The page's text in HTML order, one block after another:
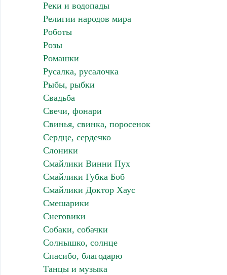
Реки и водопады
Религии народов мира
Роботы
Розы
Ромашки
Русалка, русалочка
Рыбы, рыбки
Свадьба
Свечи, фонари
Свинья, свинка, поросенок
Сердце, сердечко
Слоники
Смайлики Винни Пух
Смайлики Губка Боб
Смайлики Доктор Хаус
Смешарики
Снеговики
Собаки, собачки
Солнышко, солнце
Спасибо, благодарю
Танцы и музыка